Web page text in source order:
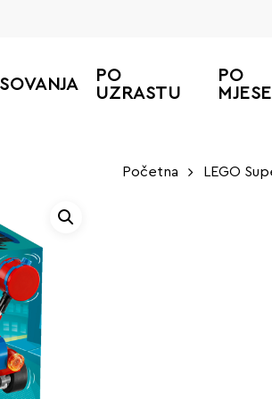
PO
UZRASTU
PO
Početna LEGO